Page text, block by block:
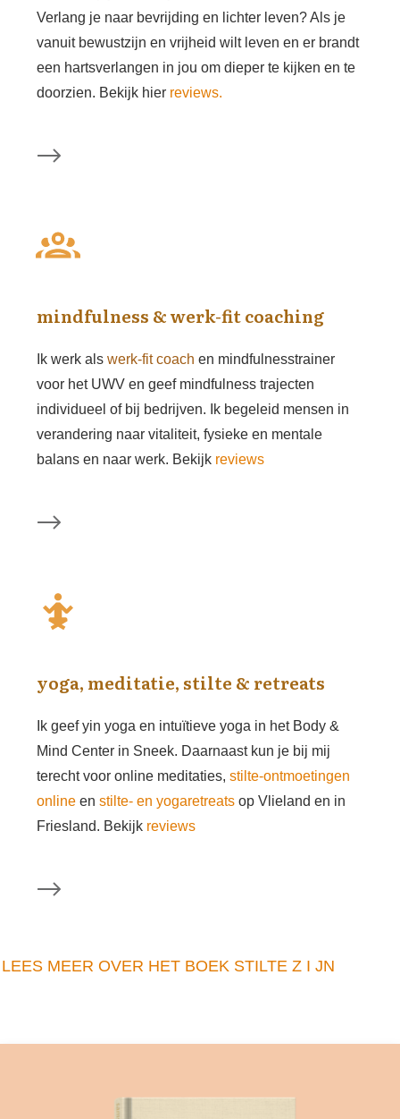
Verlang je naar bevrijding en lichter leven? Als je
vanuit bewustzijn en vrijheid wilt leven en er brandt
een hartsverlangen in jou om dieper te kijken en te
doorzien. Bekijk hier reviews.
mindfulness & werk-fit coaching
Ik werk als werk-fit coach en mindfulnesstrainer
voor het UWV en geef mindfulness trajecten
individueel of bij bedrijven. Ik begeleid mensen in
verandering naar vitaliteit, fysieke en mentale
balans en naar werk. Bekijk reviews
yoga, meditatie, stilte & retreats
Ik geef yin yoga en intuïtieve yoga in het Body &
Mind Center in Sneek. Daarnaast kun je bij mij
terecht voor online meditaties, stilte-ontmoetingen
online en stilte- en yogaretreats op Vlieland en in
Friesland. Bekijk reviews
LEES MEER OVER HET BOEK STILTE Z I JN